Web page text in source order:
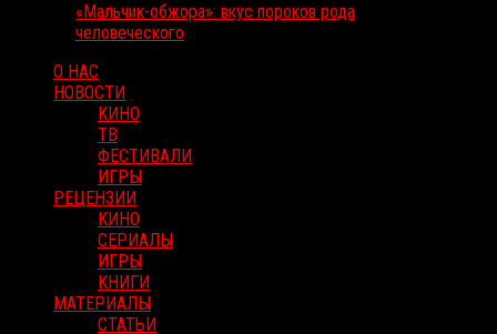
«Мальчик-обжора»: вкус пороков рода
человеческого
О НАС
НОВОСТИ
КИНО
ТВ
ФЕСТИВАЛИ
ИГРЫ
РЕЦЕНЗИИ
КИНО
СЕРИАЛЫ
ИГРЫ
КНИГИ
МАТЕРИАЛЫ
СТАТЬИ